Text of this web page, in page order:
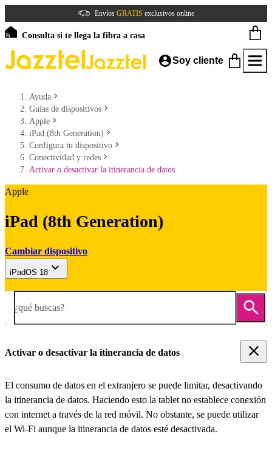
Envíos GRATIS exclusivos online
Consulta si te llega la fibra a casa
Soy cliente
Ayuda
Guías de dispositivos
Apple
iPad (8th Generation)
Configura tu dispositivo
Conectividad y redes
Activar o desactivar la itinerancia de datos
Apple
iPad (8th Generation)
Cambiar dispositivo
iPadOS 18
¿qué buscas?
Activar o desactivar la itinerancia de datos
El consumo de datos en el extranjero se puede limitar, desactivando
la itinerancia de datos. Haciendo esto la tablet no establece conexión
con internet a través de la red móvil. No obstante, se puede utilizar
el Wi-Fi aunque la itinerancia de datos esté desactivada.